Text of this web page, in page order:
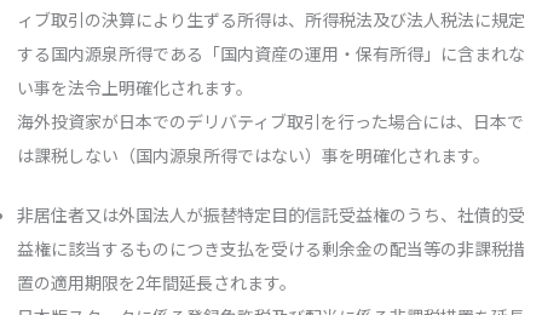
ィブ取引の決算により生ずる所得は、所得税法及び法人税法に規定
する国内源泉所得である「国内資産の運用・保有所得」に含まれな
い事を法令上明確化されます。
海外投資家が日本でのデリバティブ取引を行った場合には、日本で
は課税しない（国内源泉所得ではない）事を明確化されます。
非居住者又は外国法人が振替特定目的信託受益権のうち、社債的受
益権に該当するものにつき支払を受ける剰余金の配当等の非課税措
置の適用期限を2年間延長されます。